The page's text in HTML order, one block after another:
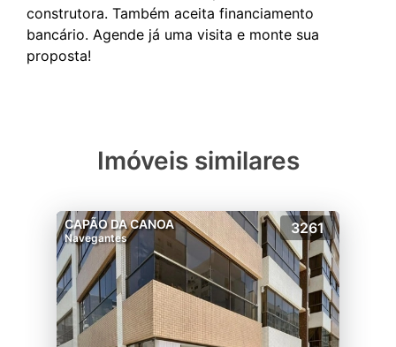
construtora. Também aceita financiamento
bancário. Agende já uma visita e monte sua
Imóveis similares
CAPÃO DA CANOA
Navegantes
3261